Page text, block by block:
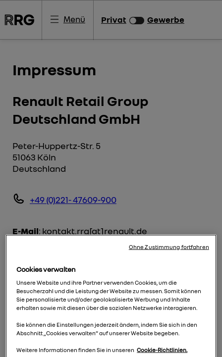
Menü Privat Gewerbe
Impressum
Renault Retail Group
Deutschland GmbH
Peter-Huppertz-Str. 5
51063 Köln
Deutschland
+49 (0)221- 47609-900
E-Mail: kontakt.rrg[at]renault.de
und Werkstätten wenden Sie sich bitte direkt
an unsereStandorte.
Bei Fragen zu offenen Stellenangeboten nutzen
Sie bitte den Link „Karriere“ unten in unserer
Vertreten durch:
Cookies verwalten
Unsere Website und ihre Partner verwenden Cookies, um die
Besucherzahl und die Leistung der Website zu messen. Somit können
Sie personalisierte und/oder geolokalisierte Werbung und Inhalte
erhalten sowie mit diesen über die sozialen Netzwerke interagieren.
Sie können die Einstellungen jederzeit ändern, indem Sie sich in den
Abschnitt „Cookies verwalten“ auf unserer Website begeben.
Weitere Informationen finden Sie in unseren Cookie-Richtlinien.
Ohne Zustimmung fortfahren